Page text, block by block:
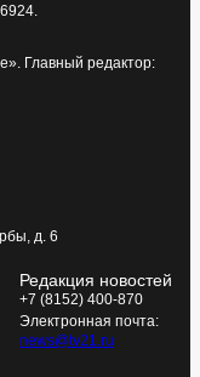
Главный редактор:
д. 6
Редакция новостей
+7 (8152) 400-870
Электронная почта:
news@tv21.ru